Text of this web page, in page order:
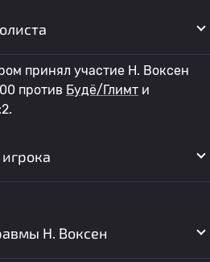
принял участие H. Воксен
против Будё/Глимт и
H. Воксен